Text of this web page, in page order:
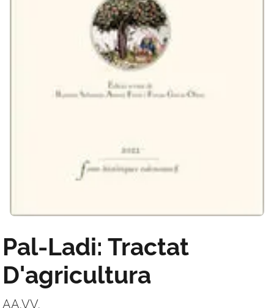
Pal-Ladi: Tractat
D'agricultura
AA.VV.